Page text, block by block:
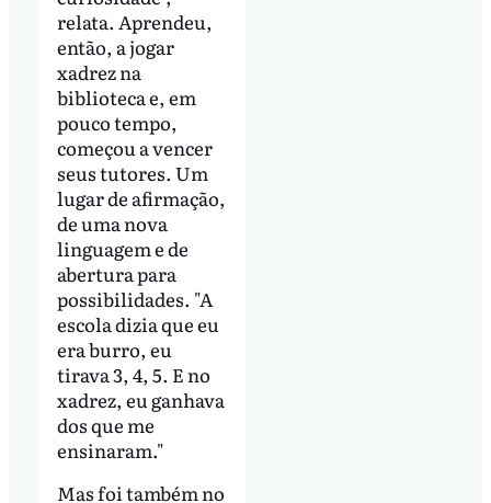
relata. Aprendeu,
então, a jogar
xadrez na
biblioteca e, em
pouco tempo,
começou a vencer
seus tutores. Um
lugar de afirmação,
de uma nova
linguagem e de
abertura para
possibilidades. "A
escola dizia que eu
era burro, eu
tirava 3, 4, 5. E no
xadrez, eu ganhava
dos que me
ensinaram."
Mas foi também no